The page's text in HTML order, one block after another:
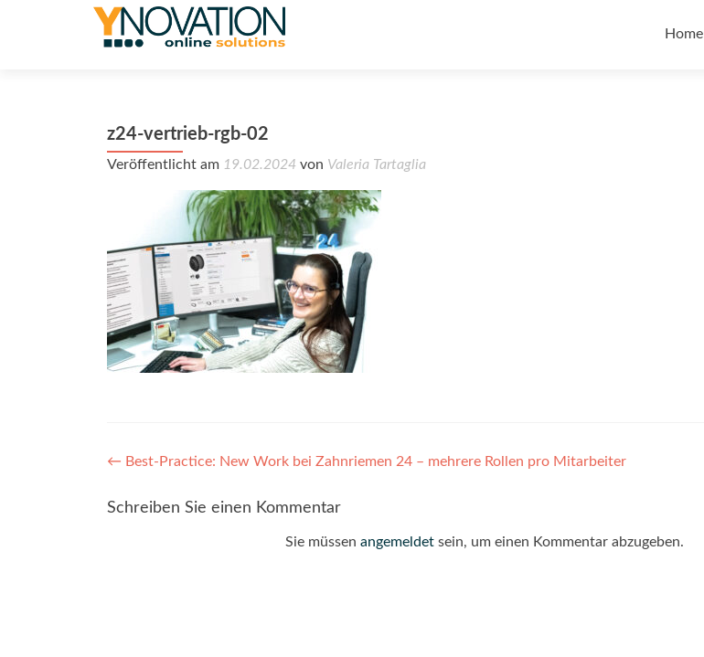
Home
z24-vertrieb-rgb-02
Veröffentlicht am 19.02.2024 von Valeria Tartaglia
Post
navigation
← Best-Practice: New Work bei Zahnriemen 24 – mehrere Rollen pro Mitarbeiter
Schreiben Sie einen Kommentar
Sie müssen angemeldetsein, um einen Kommentar abzugeben.